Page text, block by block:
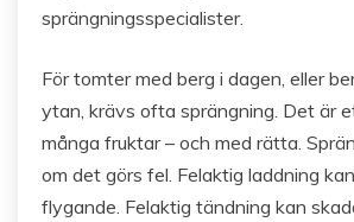
sprängningsspecialister.
För tomter med berg i dagen, eller
ytan, krävs ofta sprängning. Det är
många fruktar – och med rätta.
om det görs fel. Felaktig laddning
flygande. Felaktig tändning kan